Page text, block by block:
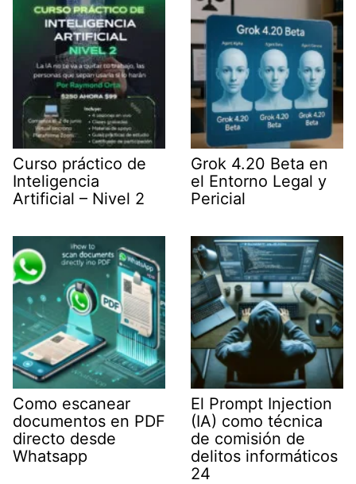
r
)
Curso práctico de
Inteligencia
Artificial – Nivel 2
Grok 4.20 Beta en
el Entorno Legal y
Pericial
Como escanear
documentos en PDF
directo desde
Whatsapp
El Prompt Injection
(IA) como técnica
de comisión de
delitos informáticos
24